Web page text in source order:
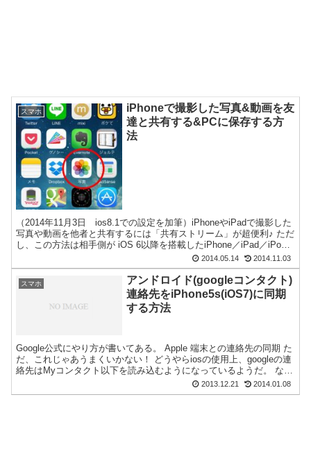
スマホ
iPhoneで撮影した写真&動画を友
達と共有する&PCに保存する方
法
（2014年11月3日 ios8.1での設定を加筆）iPhoneやiPadで撮影した
写真や動画を他者と共有するには「共有ストリーム」が超便利♪ ただ
し、この方法は相手側が iOS 6以降を搭載したiPhone／iPad／iPod
2014.05.14 2014.11.03
スマホ
アンドロイド(googleコンタクト)
連絡先をiPhone5s(iOS7)に同期
する方法
Google公式にやり方が書いてある。 Apple 端末との連絡先の同期 た
だ、これじゃあうまくいかない！ どうやらiosの使用上、googleの連
絡先はMyコンタクト以下を読み込むようになっているようだ。 なの
2013.12.21 2014.01.08